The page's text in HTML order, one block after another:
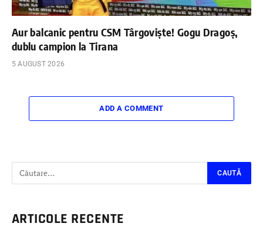
Aur balcanic pentru CSM Târgoviște! Gogu Dragoș,
dublu campion la Tirana
5 AUGUST 2026
ADD A COMMENT
ARTICOLE RECENTE